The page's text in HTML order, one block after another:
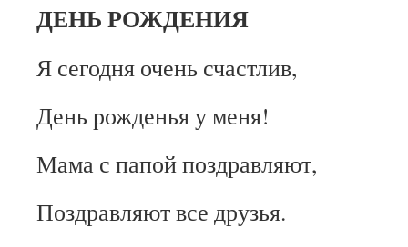
ДЕНЬ РОЖДЕНИЯ
Я сегодня очень счастлив,
День рожденья у меня!
Мама с папой поздравляют,
Поздравляют все друзья.